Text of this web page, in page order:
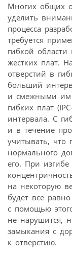
Многих общих
уделить
процесса
требуется
гибкой
жестких плат.
отверстий в
больший
и смежными им
гибких плат
интервала. С
и в течение
учитывать, что
нормального
его. При изгибе
на некоторую
будет все
с помощью
не нарушится,
замыкания с
к отверстию.